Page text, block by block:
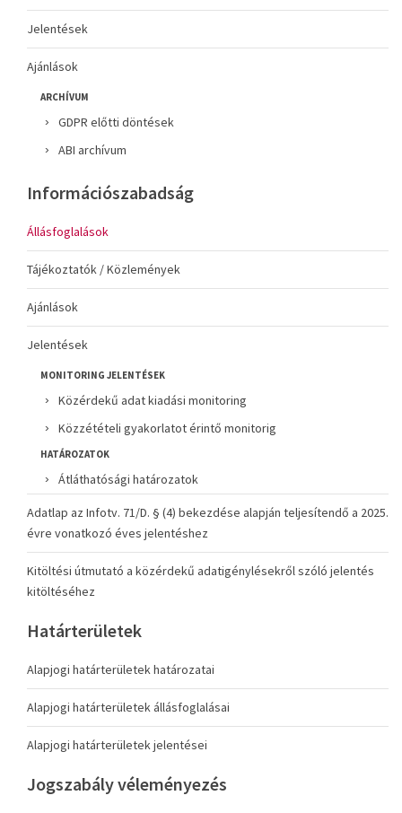
Jelentések
Ajánlások
ARCHÍVUM
GDPR előtti döntések
ABI archívum
Információszabadság
Állásfoglalások
Tájékoztatók / Közlemények
Ajánlások
Jelentések
MONITORING JELENTÉSEK
Közérdekű adat kiadási monitoring
Közzétételi gyakorlatot érintő monitorig
HATÁROZATOK
Átláthatósági határozatok
Adatlap az Infotv. 71/D. § (4) bekezdése alapján teljesítendő a 2025.
évre vonatkozó éves jelentéshez
Kitöltési útmutató a közérdekű adatigénylésekről szóló jelentés
kitöltéséhez
Határterületek
Alapjogi határterületek határozatai
Alapjogi határterületek állásfoglalásai
Alapjogi határterületek jelentései
Jogszabály véleményezés